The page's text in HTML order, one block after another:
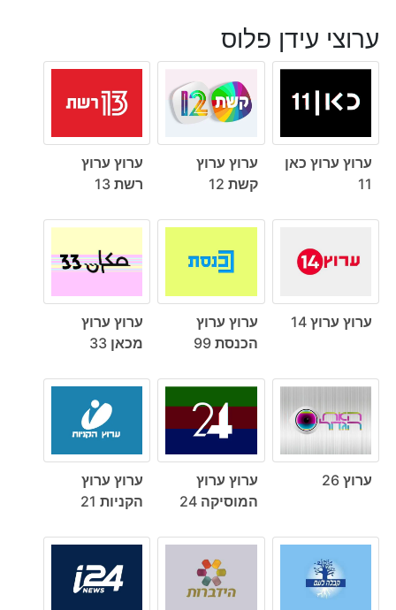
ערוצי עידן פלוס
ערוץ ערוץ כאן
11
ערוץ ערוץ
קשת 12
ערוץ ערוץ
רשת 13
ערוץ ערוץ 14
ערוץ ערוץ
הכנסת 99
ערוץ ערוץ
מכאן 33
ערוץ 26
ערוץ ערוץ
המוסיקה 24
ערוץ ערוץ
הקניות 21